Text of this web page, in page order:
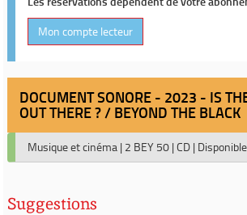
Mon compte lecteur
DOCUMENT SONORE - 2023 - IS
OUT THERE ? / BEYOND THE BLACK
Musique et cinéma | 2 BEY 50 | CD | Disponible
Suggestions